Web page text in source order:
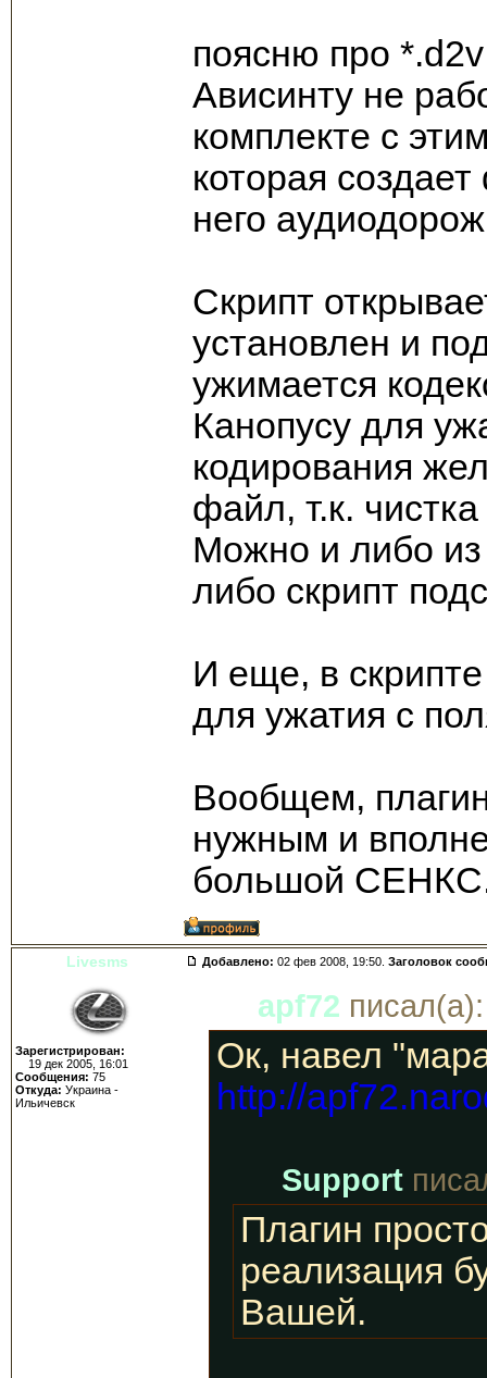
поясню про
Ависинту не
комплекте с
которая
него
Скрипт
установлен и
ужимается
Канопусу для
кодирования
файл, т.к.
Можно и либо из
либо скрипт
И еще, в
для ужатия с
Вообщем,
нужным и
большой
Livesms Добавлено: 02 фев 2008, 19:50. Заголовок
Зарегистрирован:
19 дек 2005, 16:01
Сообщения: 75
Откуда: Украина -
Ильичевск
apf72 писал(а):
Ок, навел
http://
Support
Плагин
реализация
Вашей.